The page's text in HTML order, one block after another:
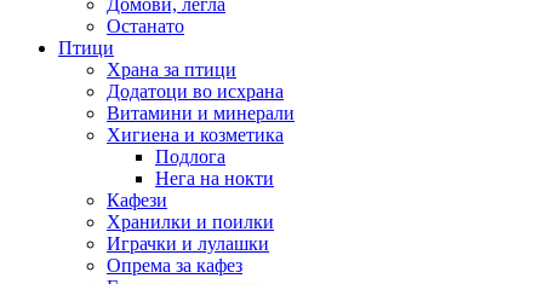
Останато
Птици
Храна за птици
Додатоци во исхрана
Витамини и минерали
Хигиена и козметика
Подлога
Нега на нокти
Кафези
Хранилки и поилки
Играчки и лулашки
Опрема за кафез